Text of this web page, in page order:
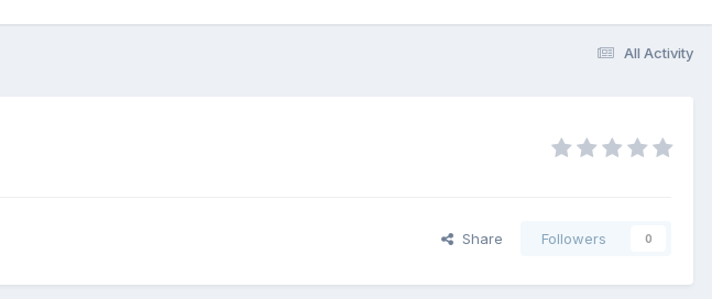
All Activity
Share Followers 0